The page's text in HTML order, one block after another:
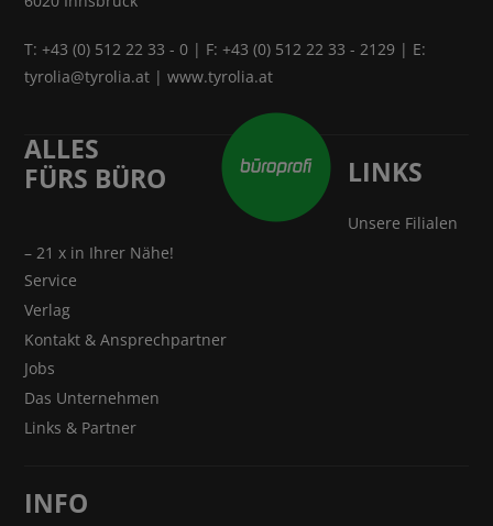
T:+43 (0) 512 22 33 - 0 | F: +43 (0) 512 22 33 - 2129 | E:
tyrolia@tyrolia.at |www.tyrolia.at
ALLES
FÜRS BÜRO
LINKS
Unsere Filialen
– 21 x in Ihrer Nähe!
Service
Verlag
Kontakt & Ansprechpartner
Jobs
Das Unternehmen
Links & Partner
INFO